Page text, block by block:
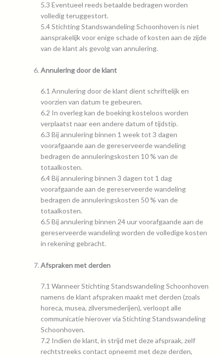
5.3 Eventueel reeds betaalde bedragen worden
volledig teruggestort.
5.4 Stichting Standswandeling Schoonhoven is niet
aansprakelijk voor enige schade of kosten aan de zijde
van de klant als gevolg van annulering.
Annulering door de klant
6.1 Annulering door de klant dient schriftelijk en
voorzien van datum te gebeuren.
6.2 In overleg kan de boeking kosteloos worden
verplaatst naar een andere datum of tijdstip.
6.3 Bij annulering binnen 1 week tot 3 dagen
voorafgaande aan de gereserveerde wandeling
bedragen de annuleringskosten 10 % van de
totaalkosten.
6.4 Bij annulering binnen 3 dagen tot 1 dag
voorafgaande aan de gereserveerde wandeling
bedragen de annuleringskosten 50 % van de
totaalkosten.
6.5 Bij annulering binnen 24 uur voorafgaande aan de
gereserveerde wandeling worden de volledige kosten
in rekening gebracht.
Afspraken met derden
7.1 Wanneer Stichting Standswandeling Schoonhoven
namens de klant afspraken maakt met derden (zoals
horeca, musea, zilversmederijen), verloopt alle
communicatie hierover via Stichting Standswandeling
Schoonhoven.
7.2 Indien de klant, in strijd met deze afspraak, zelf
rechtstreeks contact opneemt met deze derden,